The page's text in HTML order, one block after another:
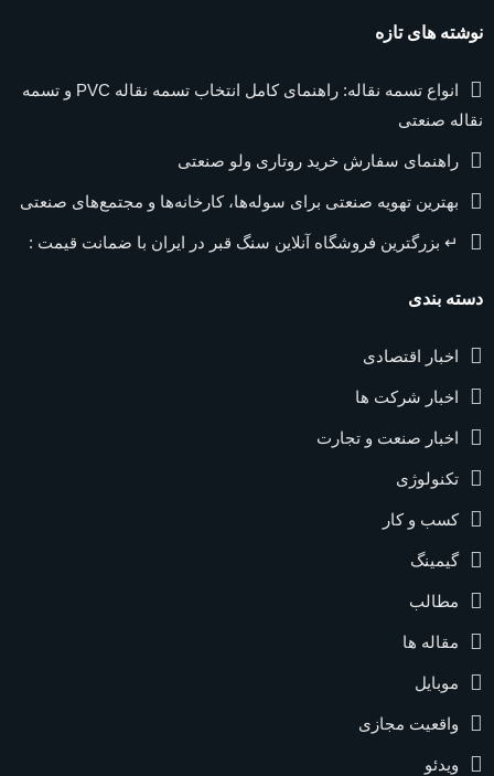
نوشته های تازه
انواع تسمه نقاله: راهنمای کامل انتخاب تسمه نقاله PVC و تسمه
نقاله صنعتی
راهنمای سفارش خرید روتاری ولو صنعتی
بهترین تهویه صنعتی برای سوله‌ها، کارخانه‌ها و مجتمع‌های صنعتی
↵ بزرگترین فروشگاه آنلاین سنگ قبر در ایران با ضمانت قیمت :
دسته بندی
اخبار اقتصادی
اخبار شرکت ها
اخبار صنعت و تجارت
تکنولوژی
کسب و کار
گیمینگ
مطالب
مقاله ها
موبایل
واقعیت مجازی
ویدئو